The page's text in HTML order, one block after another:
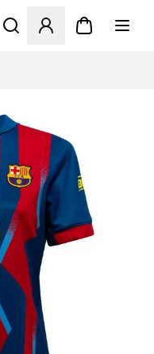
Öppnar en Modal för att